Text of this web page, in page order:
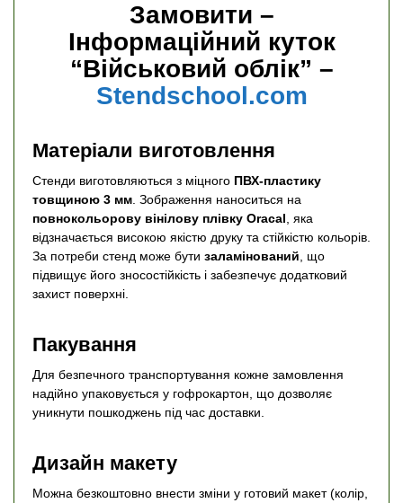
Замовити –
Інформаційний куток
“Військовий облік” –
Stendschool.com
Матеріали виготовлення
Стенди виготовляються з міцного ПВХ-пластику
товщиною 3 мм . Зображення наноситься на
повнокольорову вінілову плівку Oracal , яка
відзначається високою якістю друку та стійкістю кольорів.
За потреби стенд може бути заламінований , що
підвищує його зносостійкість і забезпечує додатковий
захист поверхні.
Пакування
Для безпечного транспортування кожне замовлення
надійно упаковується у гофрокартон, що дозволяє
уникнути пошкоджень під час доставки.
Дизайн макету
Можна безкоштовно внести зміни у готовий макет (колір,